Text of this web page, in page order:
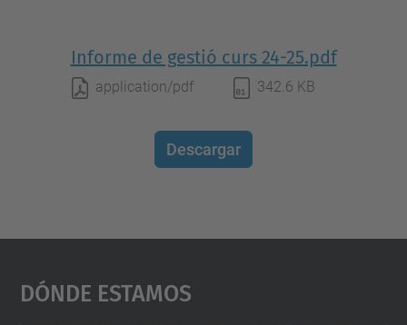
Informe de gestió curs 24-25.pdf
application/pdf 342.6 KB
Descargar
Dónde Estamos